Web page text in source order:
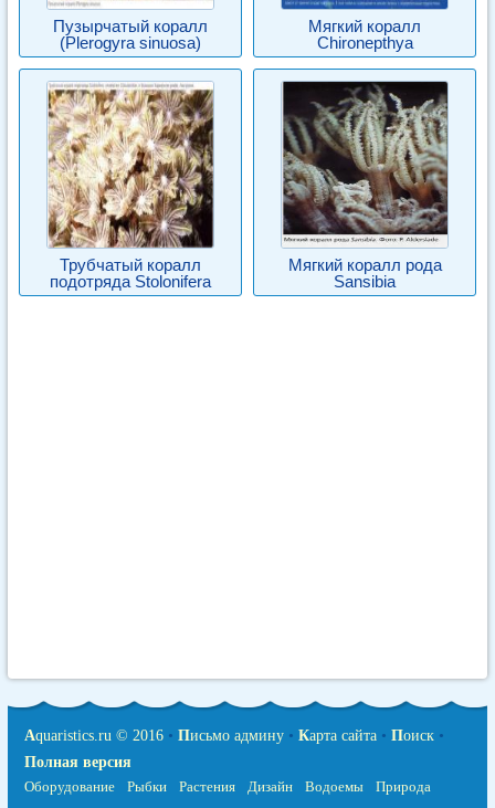
Пузырчатый коралл
(Plerogyra sinuosa)
Мягкий коралл
Chironepthya
Трубчатый коралл
подотряда Stolonifera
Мягкий коралл рода
Sansibia
Aquaristics.ru © 2016 • Письмо админу • Карта сайта • Поиск •
Полная версия
Оборудование
Рыбки Растения Дизайн Водоемы Природа